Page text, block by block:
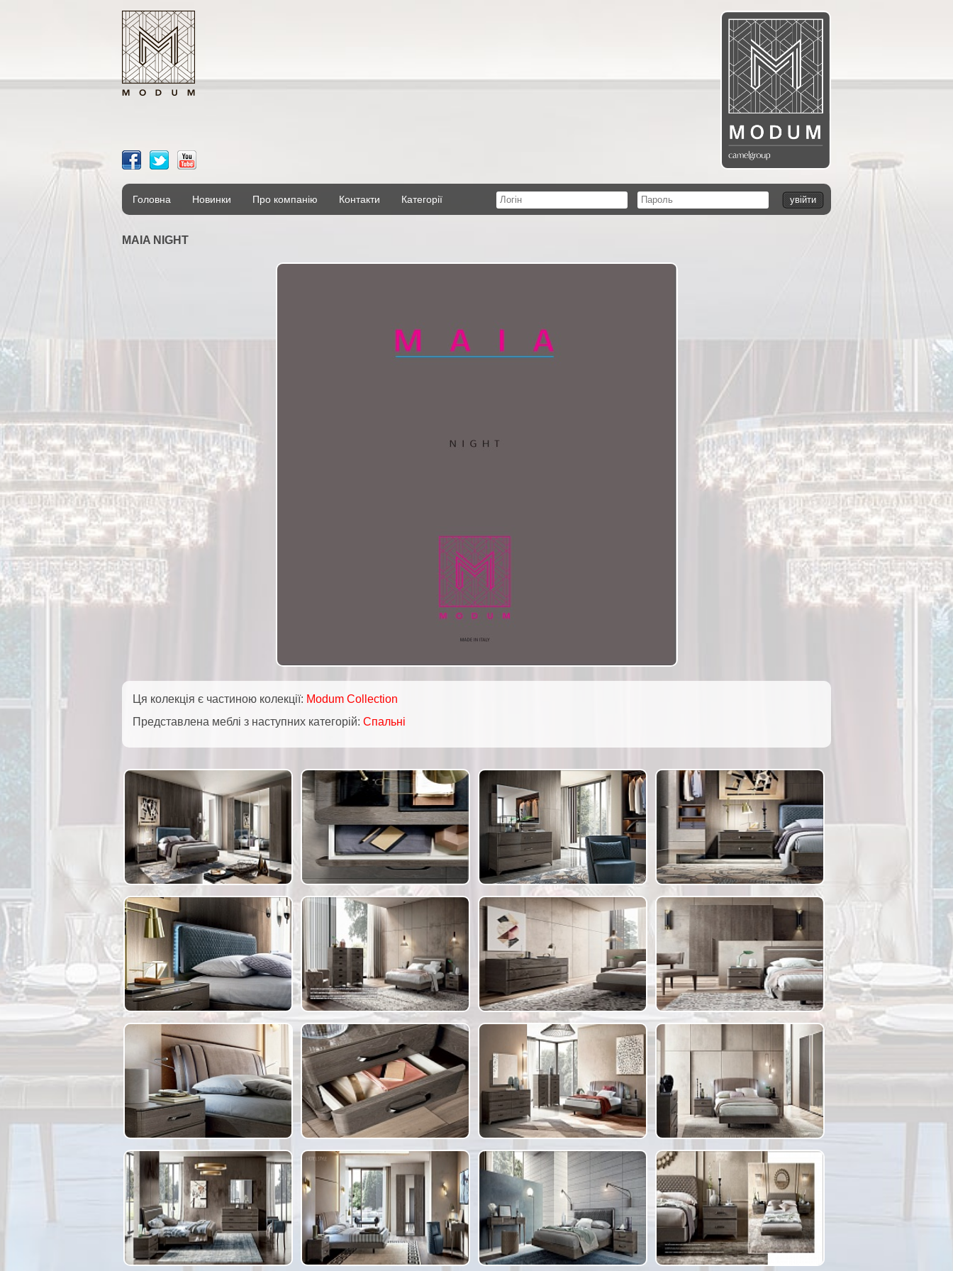
Головна Новинки Про компанію Контакти Категорії
MAIA NIGHT
Ця колекція є частиною колекції: Modum Collection
Представлена меблі з наступних категорій: Спальні